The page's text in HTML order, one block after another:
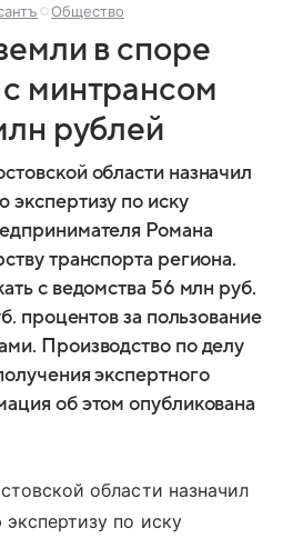
Общество
в споре
минтрансом
рублей
области назначил
по иску
Романа
транспорта региона.
с ведомства 56 млн руб.
процентов за пользование
Производство по делу
экспертного
об этом опубликована
области назначил
по иску